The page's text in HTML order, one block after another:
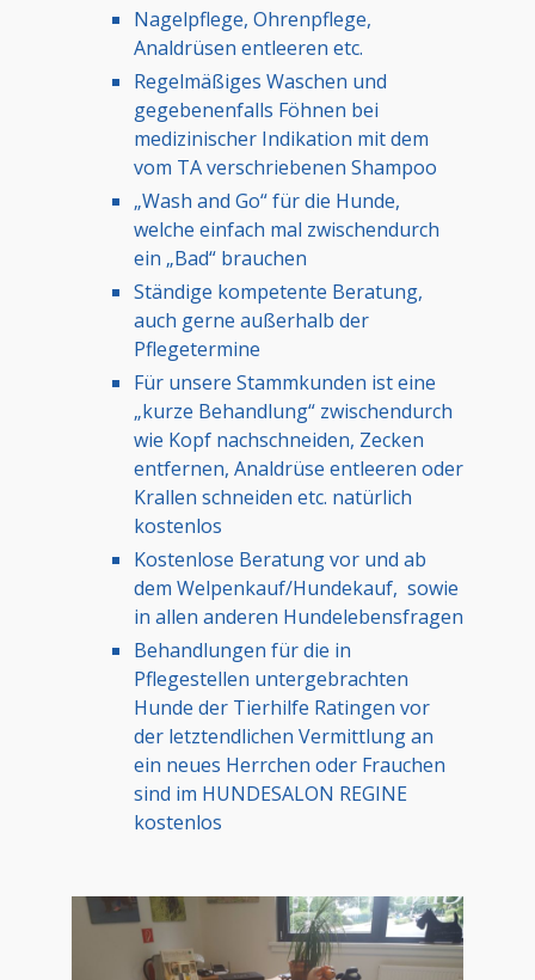
Nagelpflege, Ohrenpflege,
Analdrüsen entleeren etc.
Regelmäßiges Waschen und
gegebenenfalls Föhnen bei
medizinischer Indikation mit dem
vom TA verschriebenen Shampoo
„Wash and Go“ für die Hunde,
welche einfach mal zwischendurch
ein „Bad“ brauchen
Ständige kompetente Beratung,
auch gerne außerhalb der
Pflegetermine
Für unsere Stammkunden ist eine
„kurze Behandlung“ zwischendurch
wie Kopf nachschneiden, Zecken
entfernen, Analdrüse entleeren oder
Krallen schneiden etc. natürlich
kostenlos
Kostenlose Beratung vor und ab
dem Welpenkauf/Hundekauf, sowie
in allen anderen Hundelebensfragen
Behandlungen für die in
Pflegestellen untergebrachten
Hunde der Tierhilfe Ratingen vor
der letztendlichen Vermittlung an
ein neues Herrchen oder Frauchen
sind im HUNDESALON REGINE
kostenlos